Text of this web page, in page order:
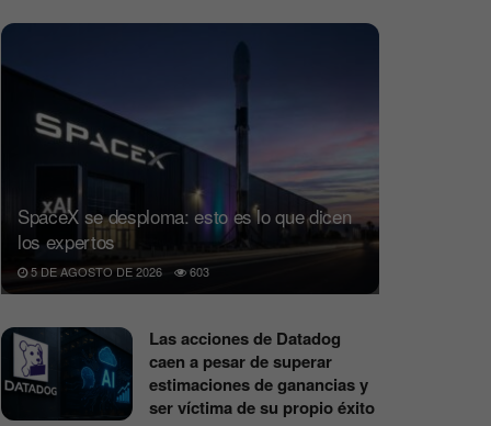
SpaceX se desploma: esto es lo que dicen
los expertos
5 DE AGOSTO DE 2026 603
Las acciones de Datadog
caen a pesar de superar
estimaciones de ganancias y
ser víctima de su propio éxito